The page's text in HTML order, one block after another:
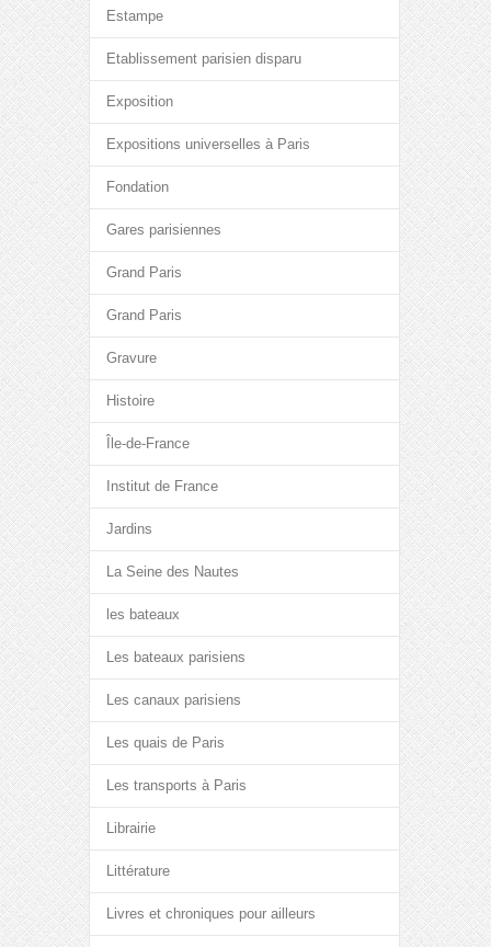
Estampe
Etablissement parisien disparu
Exposition
Expositions universelles à Paris
Fondation
Gares parisiennes
Grand Paris
Grand Paris
Gravure
Histoire
Île-de-France
Institut de France
Jardins
La Seine des Nautes
les bateaux
Les bateaux parisiens
Les canaux parisiens
Les quais de Paris
Les transports à Paris
Librairie
Littérature
Livres et chroniques pour ailleurs